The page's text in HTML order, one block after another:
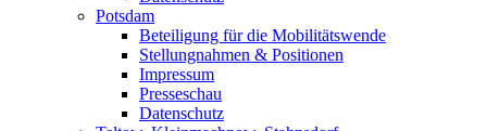
Potsdam
Beteiligung für die Mobilitätswende
Stellungnahmen & Positionen
Impressum
Presseschau
Datenschutz